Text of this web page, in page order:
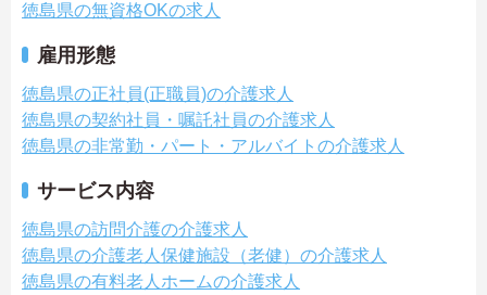
徳島県の無資格OKの求人
雇用形態
徳島県の正社員(正職員)の介護求人
徳島県の契約社員・嘱託社員の介護求人
徳島県の非常勤・パート・アルバイトの介護求人
サービス内容
徳島県の訪問介護の介護求人
徳島県の介護老人保健施設（老健）の介護求人
徳島県の有料老人ホームの介護求人